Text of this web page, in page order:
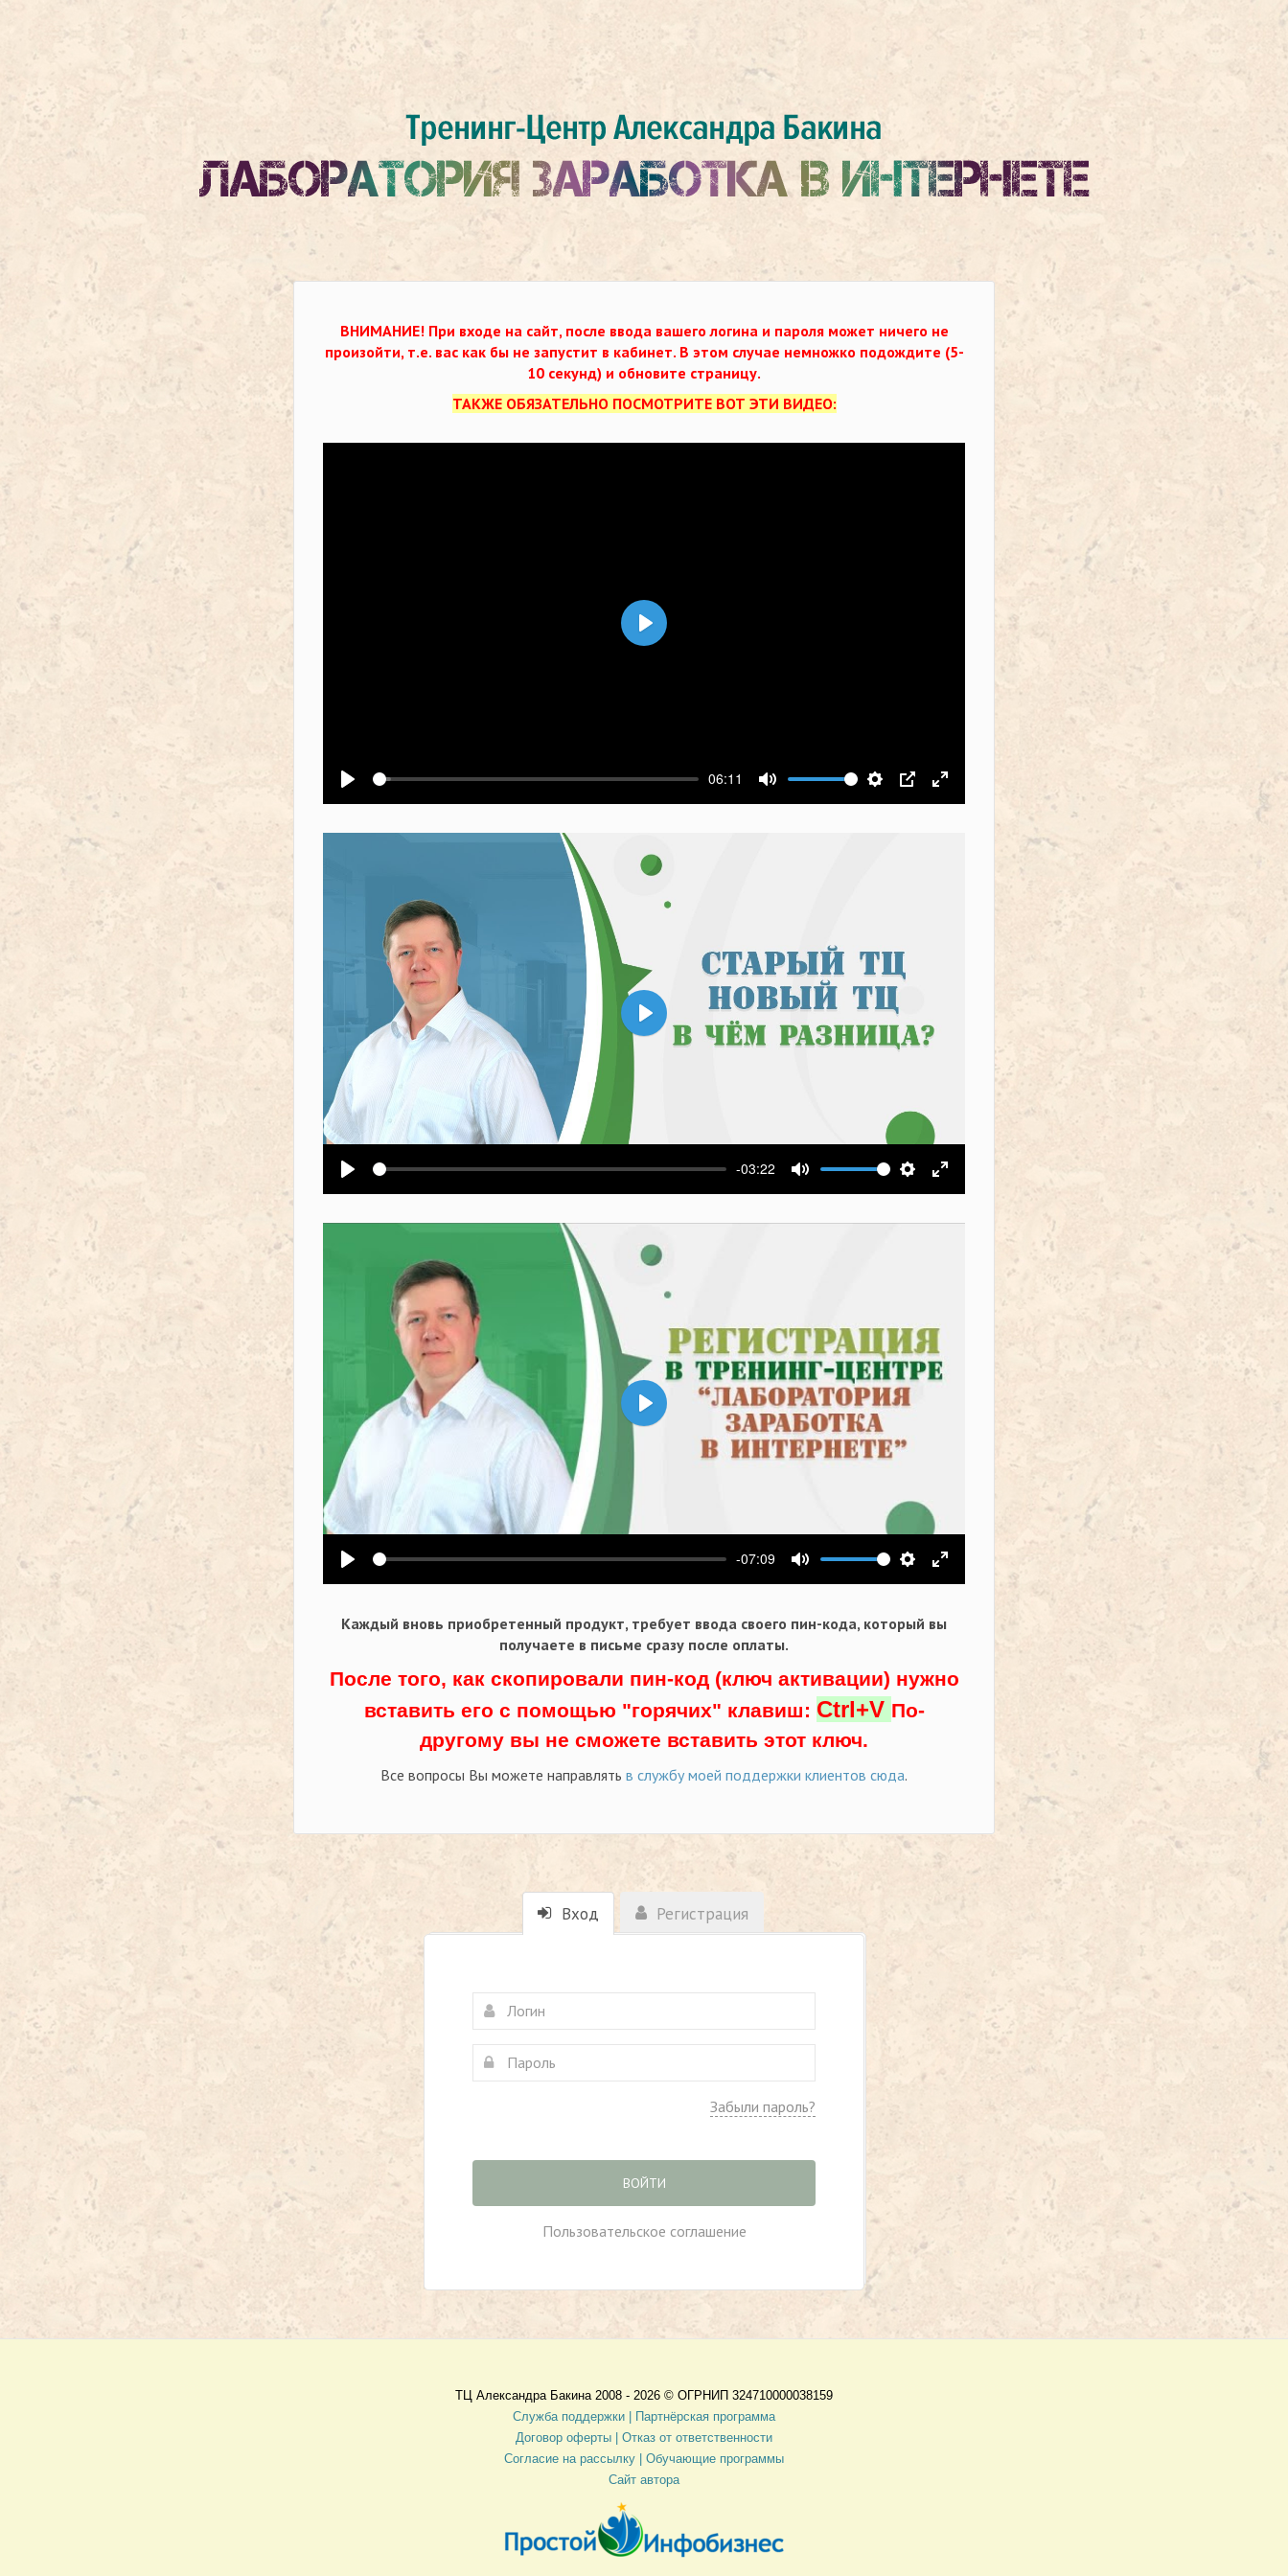
ВНИМАНИЕ! При входе на сайт, после ввода вашего логина и пароля может ничего не
произойти, т.е. вас как бы не запустит в кабинет. В этом случае немножко подождите (5-
10 секунд) и обновите страницу.
ТАКЖЕ ОБЯЗАТЕЛЬНО ПОСМОТРИТЕ ВОТ ЭТИ ВИДЕО:
Воспроизвести
06:11
Выключить звукНастройки
PIP На весь экран
Воспроизвести
Воспроизвести
-03:22
Выключить звукНастройки
На весь экран
Воспроизвести
Воспроизвести
-07:09
Выключить звукНастройки
На весь экран
Воспроизвести
Каждый вновь приобретенный продукт, требует ввода своего пин-кода, который вы
получаете в письме сразу после оплаты.
После того, как скопировали пин-код (ключ активации) нужно
вставить его с помощью "горячих" клавиш: Ctrl+V По-
другому вы не сможете вставить этот ключ.
Все вопросы Вы можете направлять в службу моей поддержки клиентов сюда.
Вход Регистрация
Забыли пароль?
ВОЙТИ
Пользовательское соглашение
ТЦ Александра Бакина 2008 - 2026 © ОГРНИП 324710000038159
Служба поддержки |
Партнёрская программа
Договор оферты
| Отказ от ответственности
Согласие на рассылку | Обучающие программы
Сайт автора